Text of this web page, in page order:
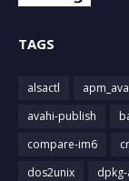
TAGS
alsactl
avahi-publish
compare-im6
dos2unix